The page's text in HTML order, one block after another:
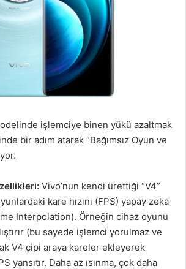
işlemciye binen yükü azaltmak
bir adım atarak “Bağımsız Oyun ve
Vivo’nun kendi ürettiği “V4”
kare hızını (FPS) yapay zeka
Interpolation). Örneğin cihaz oyunu
(bu sayede işlemci yorulmaz ve
V4 çipi araya kareler ekleyerek
yansıtır. Daha az ısınma, çok daha